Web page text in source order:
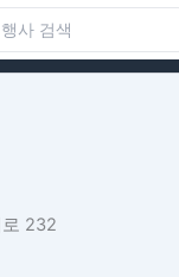
232
행사 검색